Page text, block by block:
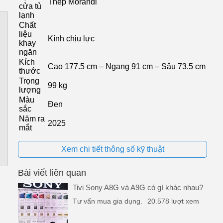
cửa tủ
lạnh
Chất
liệu
khay
ngăn
Kính chịu lực
Kích
thước
Cao 177.5 cm – Ngang 91 cm – Sâu 73.5 cm
Trọng
lượng
99 kg
Màu
sắc
Đen
Năm ra
mắt
2025
Xem chi tiết thông số kỹ thuật
Bài viết liên quan
Tivi Sony A8G và A9G có gì khác nhau?
Tư vấn mua gia dụng. 20.578 lượt xem